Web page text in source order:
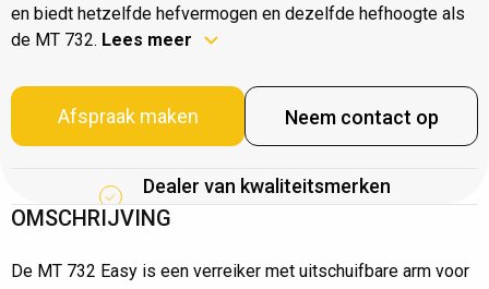
en biedt hetzelfde hefvermogen en dezelfde hefhoogte als
de MT 732. Lees meer
Afspraak maken Neem contact op
Dealer van kwaliteitsmerken
OMSCHRIJVING
De MT 732 Easy is een verreiker met uitschuifbare arm voor